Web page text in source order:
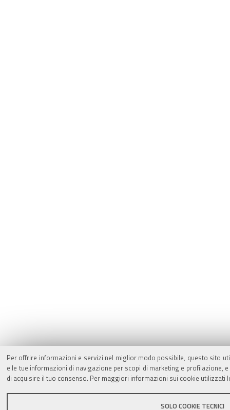
Per offrire informazioni e servizi nel miglior modo possibile, questo sito
e le tue informazioni di navigazione per scopi di marketing e
di acquisire il tuo consenso. Per maggiori informazioni sui cookie utilizzati
SOLO COOKIE TECNICI